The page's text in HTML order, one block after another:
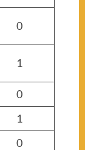
0
1
0
1
0